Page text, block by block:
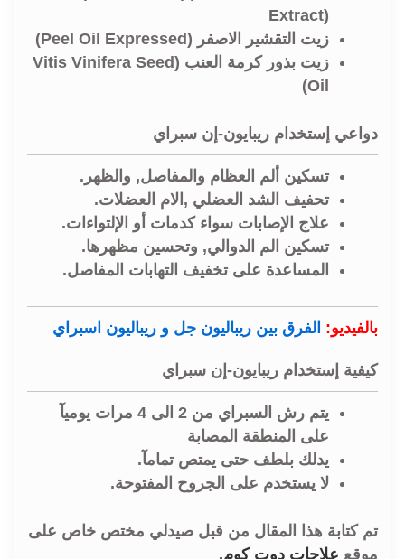
Extract)
زيت التقشير الاصفر (Peel Oil Expressed)
زيت بذور كرمة العنب (Vitis Vinifera Seed
Oil)
دواعي إستخدام ريبايون-إن سبراي
تسكين ألم العظام والمفاصل, والظهر.
تحفيف الشد العضلي ,الام العضلات.
علاج الإصابات سواء كدمات أو الإلتواءات.
تسكين الم الدوالي, وتحسين مظهرها.
المساعدة على تخفيف التهابات المفاصل.
بالفيديو: الفرق بين ريباليون جل و ريباليون اسبراي
كيفية إستخدام ريبايون-إن سبراي
يتم رش السبراي من 2 الى 4 مرات يوميآ
على المنطقة المصابة
يدلك بلطف حتى يمتص تمامآ.
لا يستخدم على الجروح المفتوحة.
تم كتابة هذا المقال من قبل صيدلي مختص خاص على
موقع علاجات دوت كوم.